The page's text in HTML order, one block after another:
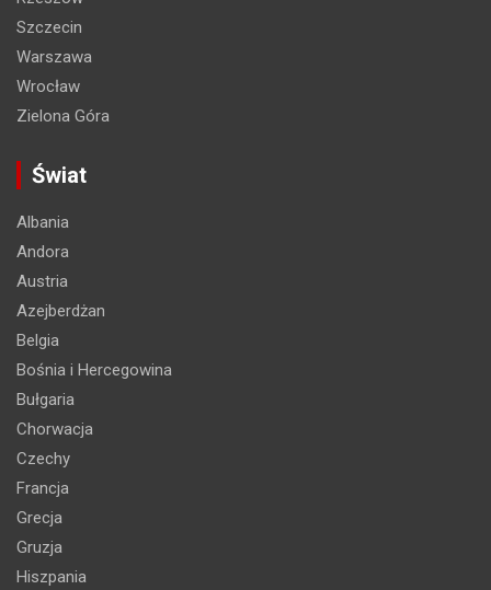
Szczecin
Warszawa
Wrocław
Zielona Góra
Świat
Albania
Andora
Austria
Azejberdżan
Belgia
Bośnia i Hercegowina
Bułgaria
Chorwacja
Czechy
Francja
Grecja
Gruzja
Hiszpania